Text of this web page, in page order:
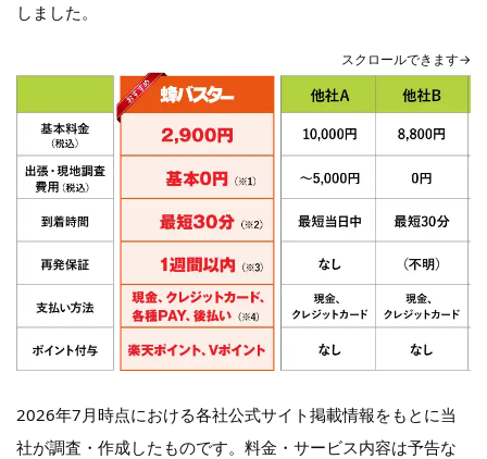
しました。
スクロールできます→
2026年7月時点における各社公式サイト掲載情報をもとに当
社が調査・作成したものです。料金・サービス内容は予告な